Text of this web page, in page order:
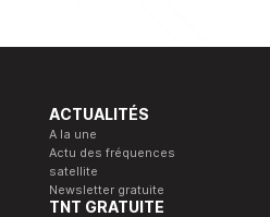
ACTUALITÉS
A la une
Actu des fréquences
satellite
Newsletter gratuite
TNT GRATUITE